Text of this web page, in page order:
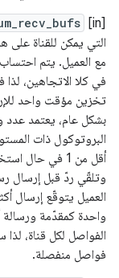
[in]
التي يمكن للقناة على
مع العميل. يتم
تخزين مؤقت واحد
بشكل عام، يعتمد عدد
البروتوكول ذات
أقل من 1 في
وتلقّي ردّ قبل إرسال
العميل يتوقّع إرسال
واحدة كمقدّمة
الفواصل لكل قناة،
فواصل منفصلة.